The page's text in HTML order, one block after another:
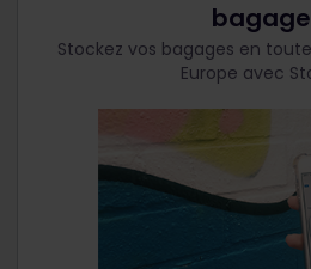
Stockez vos bagages en
Europe avec